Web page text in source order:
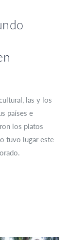
las y los
países e
los platos
tuvo lugar este